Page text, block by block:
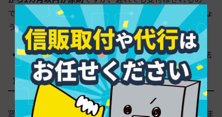
で、確定申告や経費計上の整合が取れるうちに動きましょ
う。
必要書類は？控えのもらい方やスムーズな手続き方法
窓口に持っていく物と記入漏れなしの最終チェック
窓口提出は「持ち物」と「記入漏れチェック」でほぼ決ま